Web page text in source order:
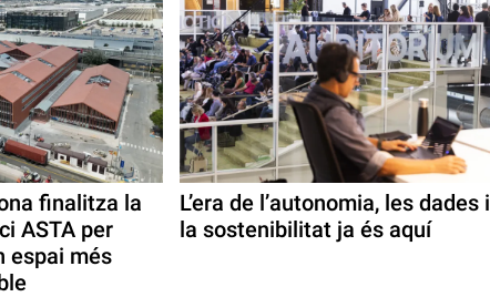
finalitza la
ASTA per
espai més
L’era de l’autonomia, les dades i
la sostenibilitat ja és aquí